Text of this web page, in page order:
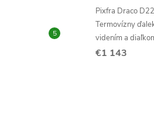
Pixfra Draco
Termovízny
videním a
€1 143